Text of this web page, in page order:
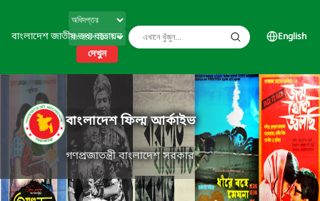
বাংলাদেশ জাতীয় তথ্য বাতায়ন
দেখুন
English
বাংলাদেশ ফিল্ম আর্কাইভ
গণপ্রজাতন্ত্রী বাংলাদেশ সরকার